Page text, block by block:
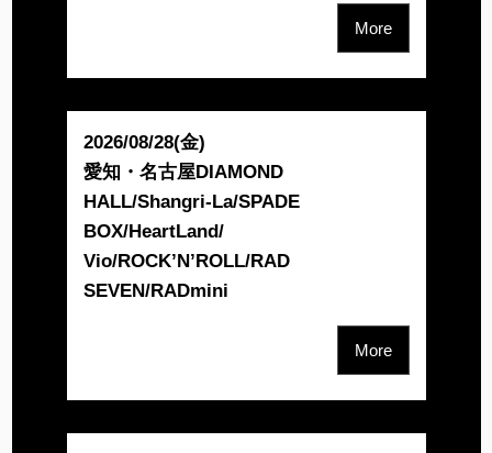
More
2026/08/28(金)
愛知・名古屋DIAMOND
HALL/Shangri-La/SPADE
BOX/HeartLand/
Vio/ROCK’N’ROLL/RAD
SEVEN/RADmini
More